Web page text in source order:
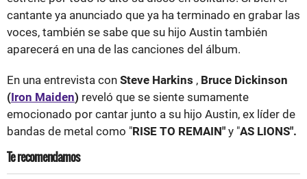
cantante ya anunciado que ya ha terminado en grabar las
voces, también se sabe que su hijo Austin también
aparecerá en una de las canciones del álbum.
En una entrevista con Steve Harkins , Bruce Dickinson
(Iron Maiden) reveló que se siente sumamente
emocionado por cantar junto a su hijo Austin, ex líder de
bandas de metal como "RISE TO REMAIN" y "AS LIONS".
Te recomendamos